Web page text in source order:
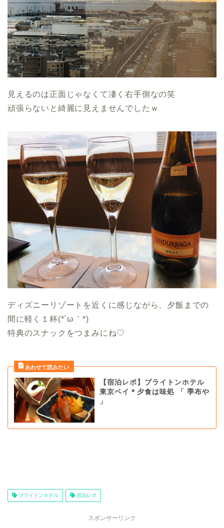
見えるのは正面じゃなくて凄く右手側なの笑
頑張らないと綺麗に見えませんでしたｗ
ディズニーリゾートを近くに感じながら、夕飯までの
間に軽く１杯(*´ω｀*)
特典のスナックをつまみにね♡
【宿泊レポ】ブライトンホテル
東京ベイ＊夕食は味処 「 季布や
」
ブライトンホテル 宿泊レポ
スポンサーリンク